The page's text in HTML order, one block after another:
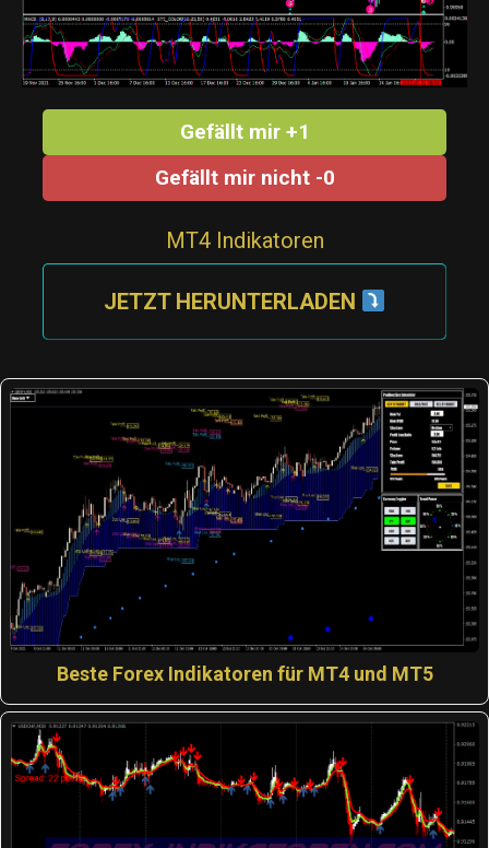
Gefällt mir +1
Gefällt mir nicht -0
MT4 Indikatoren
JETZT HERUNTERLADEN
Beste Forex Indikatoren für MT4 und MT5